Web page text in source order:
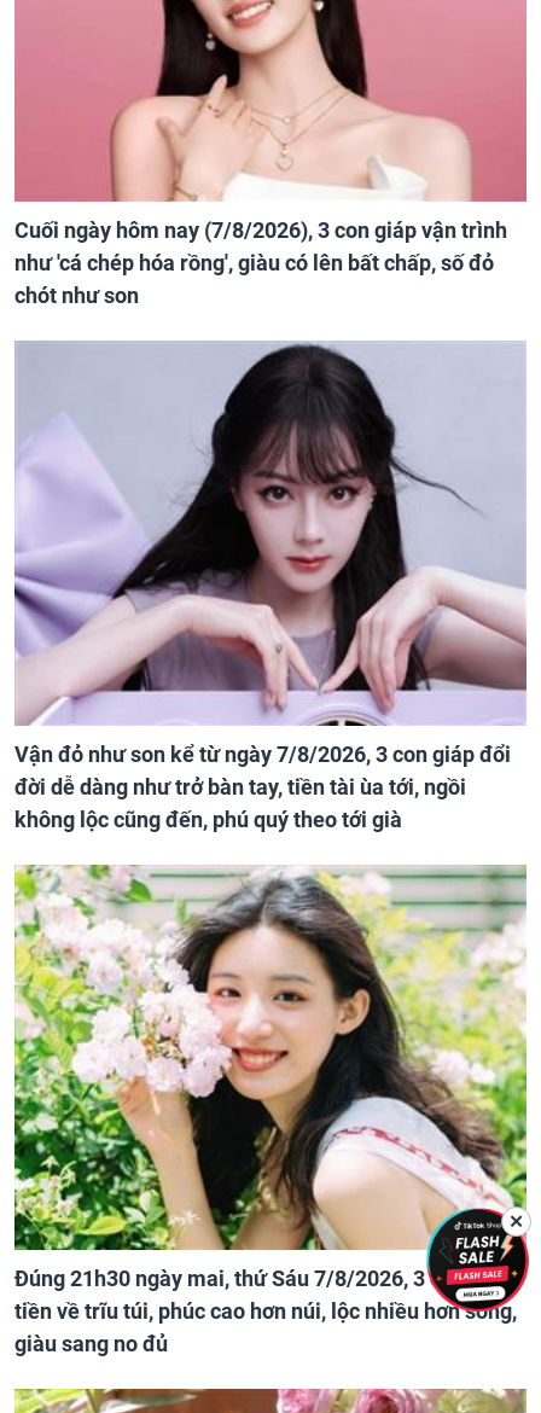
Cuối ngày hôm nay (7/8/2026), 3 con giáp vận trình
như 'cá chép hóa rồng', giàu có lên bất chấp, số đỏ
chót như son
Vận đỏ như son kể từ ngày 7/8/2026, 3 con giáp đổi
đời dễ dàng như trở bàn tay, tiền tài ùa tới, ngồi
không lộc cũng đến, phú quý theo tới già
Đúng 21h30 ngày mai, thứ Sáu 7/8/2026, 3 con giáp
tiền về trĩu túi, phúc cao hơn núi, lộc nhiều hơn sông,
giàu sang no đủ
✕